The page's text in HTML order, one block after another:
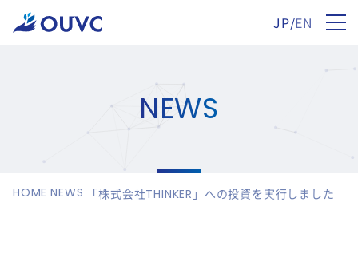
JP/EN
NEWS
HOME NEWS 「株式会社THINKER」への投資を実行しました